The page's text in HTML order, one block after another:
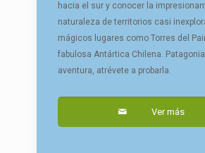
hacia el sur y conocer la
naturaleza de territorios casi
mágicos lugares como Torres del
fabulosa Antártica Chilena.
aventura, atrévete a probarla.
Ver más